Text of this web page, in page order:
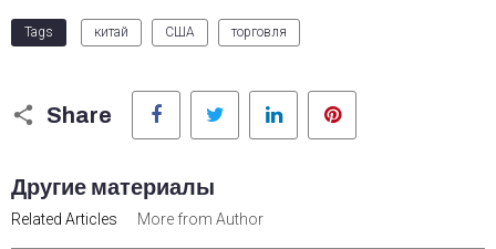
Tags китай США торговля
Share
Facebook Twitter LinkedIn
Другие материалы
Related Articles More from Author